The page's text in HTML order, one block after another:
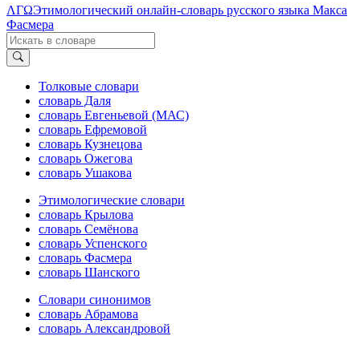
ΛΓΩЭтимологический онлайн-словарь русского языка Макса
Фасмера
Толковые словари
словарь Даля
словарь Евгеньевой (МАС)
словарь Ефремовой
словарь Кузнецова
словарь Ожегова
словарь Ушакова
Этимологические словари
словарь Крылова
словарь Семёнова
словарь Успенского
словарь Фасмера
словарь Шанского
Словари синонимов
словарь Абрамова
словарь Александровой